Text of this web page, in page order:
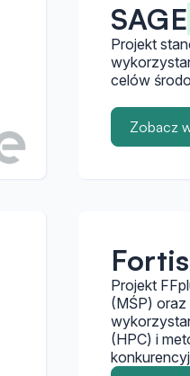
SAGE
Projekt
celów
Zobacz
Projekt
(MŚP)
(HPC) i